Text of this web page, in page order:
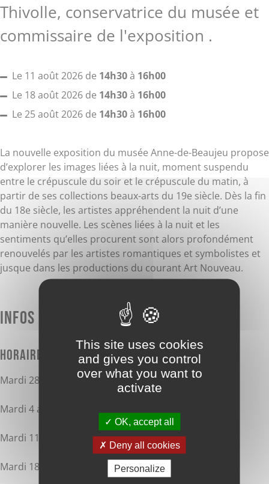
Thivolle, conservatrice du musée et
commissaire de l'exposition .
Le 11 août 2026 de 14h30à 16h00
Le 18 août 2026 de 14h30à 16h00
Le 25 août 2026 de 14h30à 16h00
La nouvelle exposition du musée Anne-de-Beaujeu propose
d’explorer les images liées à la nuit, moment suspendu
entre le crépuscule du soir et le crépuscule du matin, à
partir de ses collections beaux-arts du 19e siècle. Dès la fin
du 18e siècle, les artistes appréhendent la nuit d’une
manière nouvelle. Les scènes liées à la nuit et les
sentiments qu’elles procurent sont alors profondément
renouvelés par les artistes romantiques et symbolistes et
jusque dans les productions du courant Art Nouveau.
Infos pratiques
Horaires
Mardi 28 juillet 2026 de 14h30 à 16h.
Mardi 4 août 2026 de 14h30 à 16h.
Mardi 11 août 2026 de 14h30 à 16h.
Mardi 18 août 2026 de 14h30 à 16h.
This site uses cookies
and gives you control
over what you want to
activate
OK, accept all
Deny all cookies
Personalize